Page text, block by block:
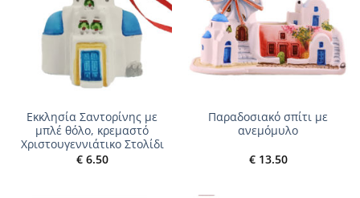
Εκκλησία Σαντορίνης με
μπλέ θόλο, κρεμαστό
Χριστουγεννιάτικο Στολίδι
€6.50
Παραδοσιακό σπίτι με
ανεμόμυλο
€13.50